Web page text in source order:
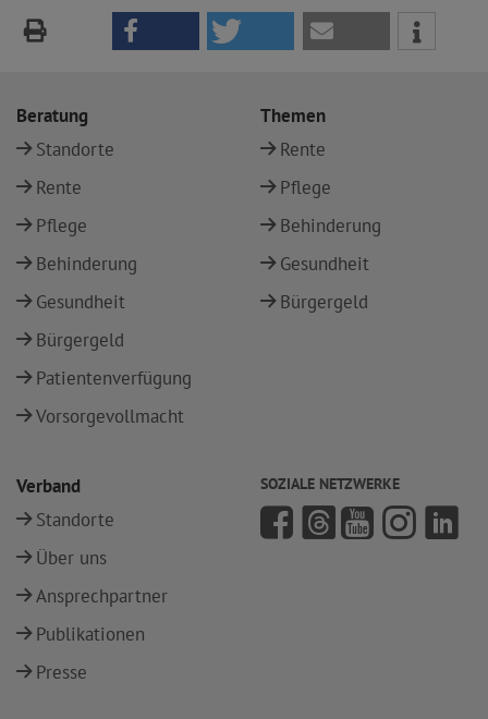
Beratung
Standorte
Rente
Pflege
Behinderung
Gesundheit
Bürgergeld
Patientenverfügung
Vorsorgevollmacht
Themen
Rente
Pflege
Behinderung
Gesundheit
Bürgergeld
Verband
Standorte
Über uns
Ansprechpartner
Publikationen
Presse
SOZIALE NETZWERKE